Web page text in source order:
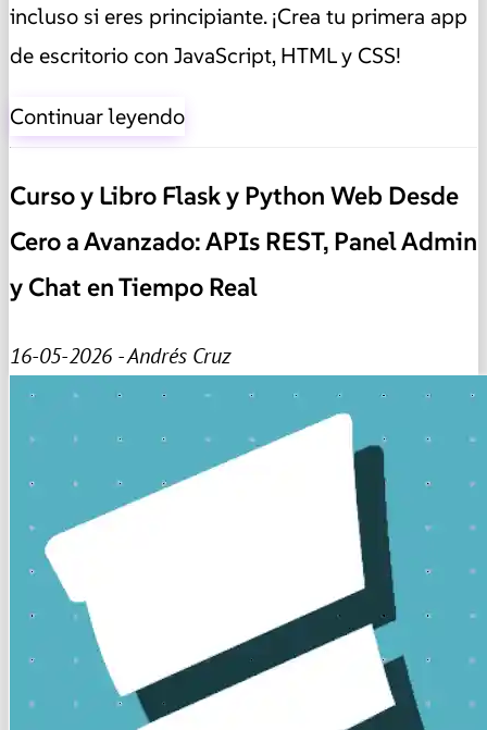
incluso si eres principiante. ¡Crea tu primera app
de escritorio con JavaScript, HTML y CSS!
Continuar leyendo
Curso y Libro Flask y Python Web Desde
Cero a Avanzado: APIs REST, Panel Admin
y Chat en Tiempo Real
16-05-2026 - Andrés Cruz